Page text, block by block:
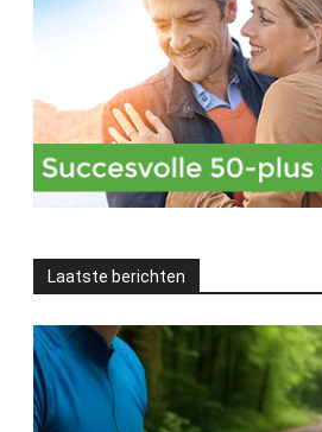
Laatste berichten